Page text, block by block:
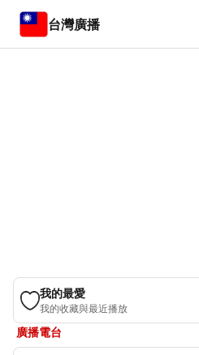
台灣廣播
我的最愛
我的收藏與最近播放
廣播電台